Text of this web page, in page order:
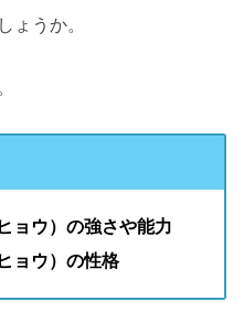
ょうか。
ョウ）の強さや能力
ョウ）の性格